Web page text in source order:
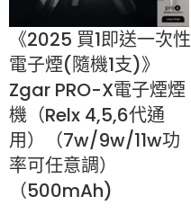
《2025 買1即送一次性
電子煙(隨機1支)》
Zgar PRO-X電子煙煙
機（Relx 4,5,6代通
用）（7w/9w/11w功
率可任意調）
（500mAh)